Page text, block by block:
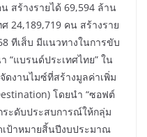
สร้างรายได้ 69,594 ล้าน
24,189,719 คน สร้างราย
ทีเส็บ มีแนวทางในการขับ
“แบรนด์ประเทศไทย” ใน
ดงานไมซ์ที่สร้างมูลค่าเพิ่ม
โดยนำ “ซอฟต์
ระดับประสบการณ์ให้กลุ่ม
ป้าหมายสิ้นปีงบประมาณ